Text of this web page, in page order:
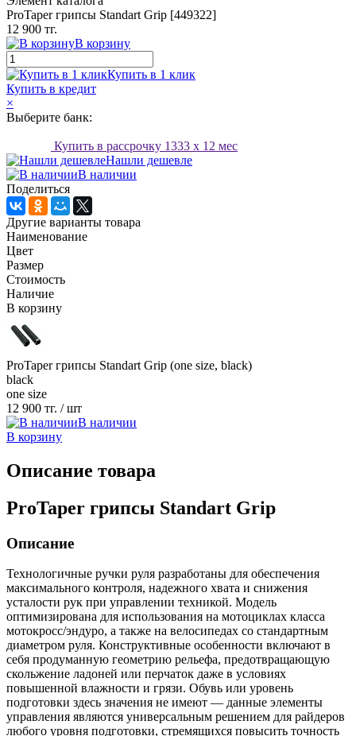
ProTaper грипсы Standart Grip [449322]
12 900 тг.
В корзину
Купить в 1 клик
Купить в кредит
×
Выберите банк:
Купить в рассрочку 1333 x 12 мес
Нашли дешевле
В наличии
Поделиться
Другие варианты товара
Наименование
Цвет
Размер
Стоимость
Наличие
В корзину
ProTaper грипсы Standart Grip (one size, black)
black
one size
12 900 тг. / шт
В наличии
В корзину
Описание товара
ProTaper грипсы Standart Grip
Описание
Технологичные ручки руля разработаны для обеспечения
максимального контроля, надежного хвата и снижения
усталости рук при управлении техникой. Модель
оптимизирована для использования на мотоциклах класса
мотокросс/эндуро, а также на велосипедах со стандартным
диаметром руля. Конструктивные особенности включают в
себя продуманную геометрию рельефа, предотвращающую
скольжение ладоней или перчаток даже в условиях
повышенной влажности и грязи. Обувь или уровень
подготовки здесь значения не имеют — данные элементы
управления являются универсальным решением для райдеров
любого уровня подготовки, стремящихся повысить точность